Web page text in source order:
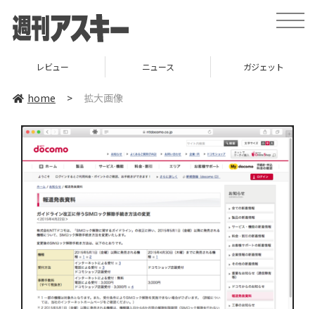
toggle
レビュー ニュース ガジェット
home > 拡大画像